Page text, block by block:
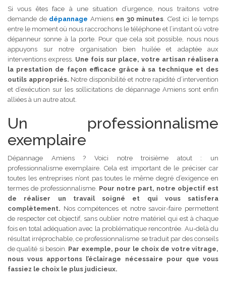
Si vous êtes face à une situation d’urgence, nous traitons votre
demande de dépannage Amiens en 30 minutes. C’est ici le temps
entre le moment où nous raccrochons le téléphone et l’instant où votre
dépanneur sonne à la porte. Pour que cela soit possible, nous nous
appuyons sur notre organisation bien huilée et adaptée aux
interventions express. Une fois sur place, votre artisan réalisera
la prestation de façon efficace grâce à sa technique et des
outils appropriés. Notre disponibilité et notre rapidité d’intervention
et d’exécution sur les sollicitations de dépannage Amiens sont enfin
alliées à un autre atout.
Un professionnalisme
exemplaire
Dépannage Amiens ? Voici notre troisième atout : un
professionnalisme exemplaire. Cela est important de le préciser car
toutes les entreprises n’ont pas toutes le même degré d’exigence en
termes de professionnalisme. Pour notre part, notre objectif est
de réaliser un travail soigné et qui vous satisfera
complètement. Nos compétences et notre savoir-faire permettent
de respecter cet objectif, sans oublier notre matériel qui est à chaque
fois en total adéquation avec la problématique rencontrée. Au-delà du
résultat irréprochable, ce professionnalisme se traduit par des conseils
de qualité si besoin. Par exemple, pour le choix de votre vitrage,
nous vous apportons l’éclairage nécessaire pour que vous
fassiez le choix le plus judicieux.